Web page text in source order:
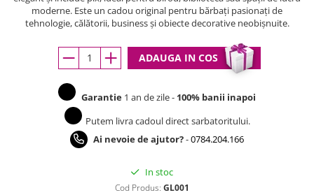
moderne. Este un cadou original pentru bărbați pasionați de
tehnologie, călătorii, business și obiecte decorative neobișnuite.
ADAUGA IN COS
Garantie 1 an de zile - 100% banii inapoi
Putem livra cadoul direct sarbatoritului.
Ai nevoie de ajutor?-0784.204.166
In stoc
Cod Produs: GL001